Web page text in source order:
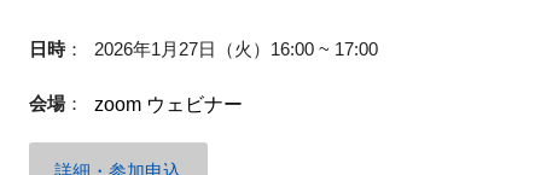
日時： 2026年1月27日（火）16:00 ~ 17:00
会場： zoom ウェビナー